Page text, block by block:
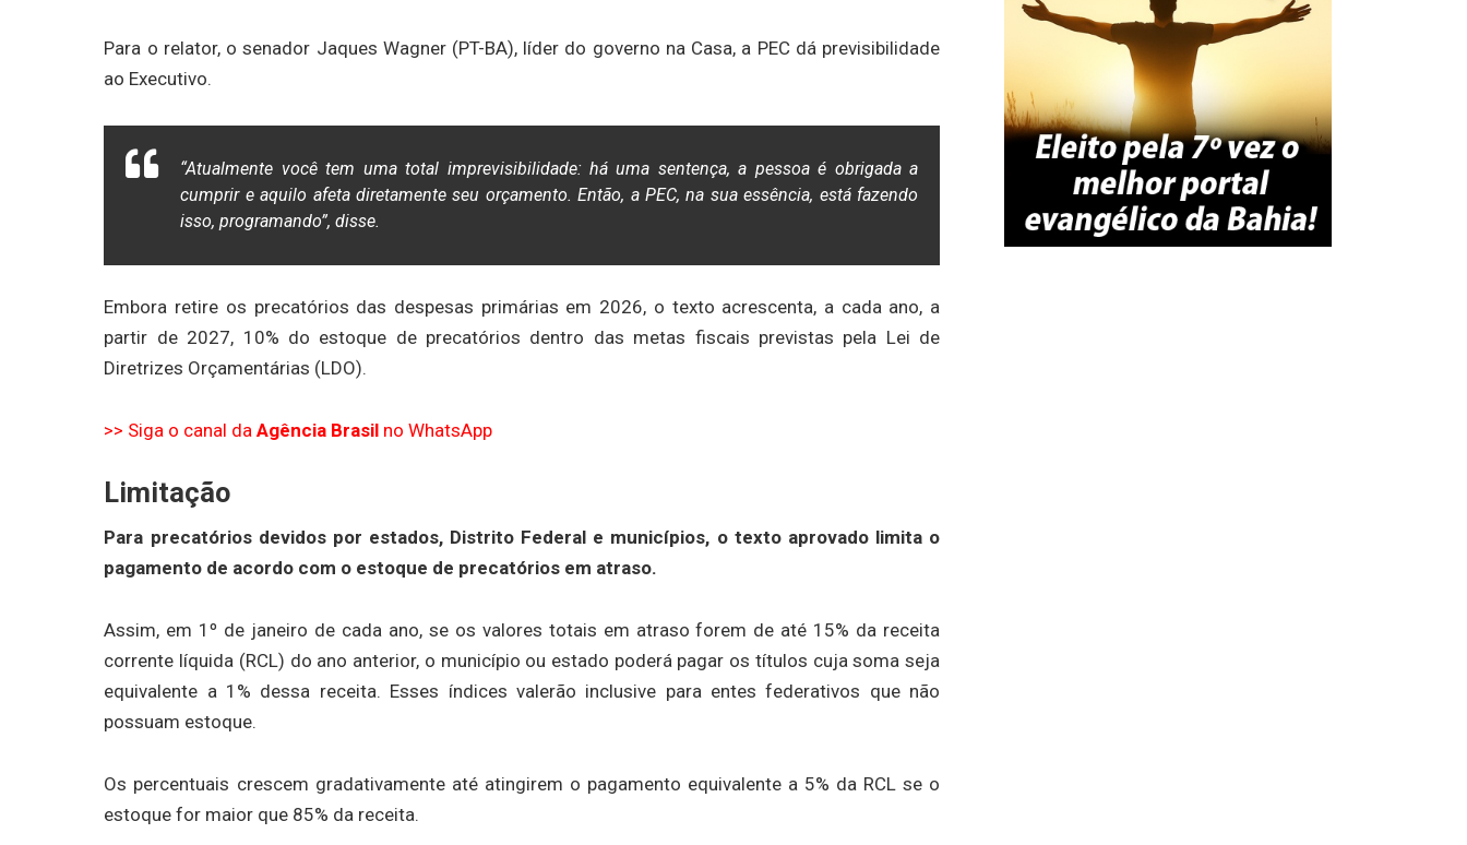
Para o relator, o senador Jaques Wagner (PT-BA), líder do governo na Casa, a PEC dá previsibilidade
ao Executivo.
“Atualmente você tem uma total imprevisibilidade: há uma sentença, a pessoa é obrigada a
cumprir e aquilo afeta diretamente seu orçamento. Então, a PEC, na sua essência, está fazendo
isso, programando”, disse.
Embora retire os precatórios das despesas primárias em 2026, o texto acrescenta, a cada ano, a
partir de 2027, 10% do estoque de precatórios dentro das metas fiscais previstas pela Lei de
Diretrizes Orçamentárias (LDO).
>> Siga o canal daAgência Brasil no WhatsApp
Limitação
Para precatórios devidos por estados, Distrito Federal e municípios, o texto aprovado limita o
pagamento de acordo com o estoque de precatórios em atraso.
Assim, em 1º de janeiro de cada ano, se os valores totais em atraso forem de até 15% da receita
corrente líquida (RCL) do ano anterior, o município ou estado poderá pagar os títulos cuja soma seja
equivalente a 1% dessa receita. Esses índices valerão inclusive para entes federativos que não
possuam estoque.
Os percentuais crescem gradativamente até atingirem o pagamento equivalente a 5% da RCL se o
estoque for maior que 85% da receita.